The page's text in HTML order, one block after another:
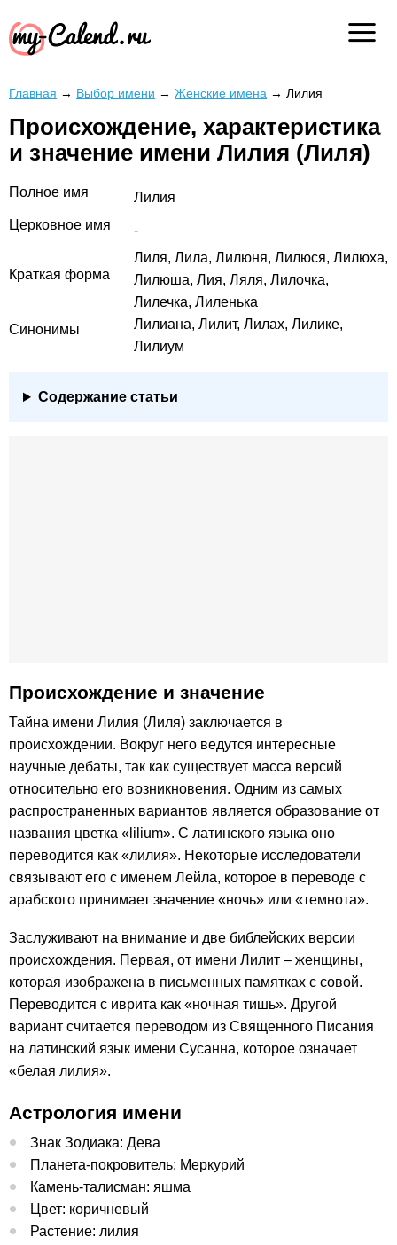
Главная → Выбор имени → Женские имена → Лилия
Происхождение, характеристика
и значение имени Лилия (Лиля)
Полное имя
Лилия
Церковное имя
-
Краткая форма
Лиля, Лила, Лилюня, Лилюся, Лилюха,
Лилюша, Лия, Ляля, Лилочка,
Лилечка, Лиленька
Синонимы
Лилиана, Лилит, Лилах, Лилике,
Лилиум
Содержание статьи
Происхождение и значение
Тайна имени Лилия (Лиля) заключается в
происхождении. Вокруг него ведутся интересные
научные дебаты, так как существует масса версий
относительно его возникновения. Одним из самых
распространенных вариантов является образование от
названия цветка «lilium». С латинского языка оно
переводится как «лилия». Некоторые исследователи
связывают его с именем Лейла, которое в переводе с
арабского принимает значение «ночь» или «темнота».
Заслуживают на внимание и две библейских версии
происхождения. Первая, от имени Лилит – женщины,
которая изображена в письменных памятках с совой.
Переводится с иврита как «ночная тишь». Другой
вариант считается переводом из Священного Писания
на латинский язык имени Сусанна, которое означает
«белая лилия».
Астрология имени
Знак Зодиака: Дева
Планета-покровитель: Меркурий
Камень-талисман: яшма
Цвет: коричневый
Растение: лилия